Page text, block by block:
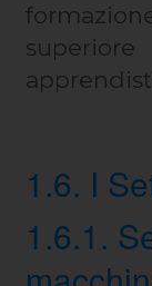
1.6. I
1.6.1.